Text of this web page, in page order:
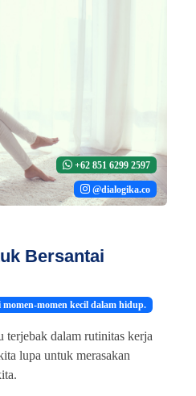
+62 851 6299 2597
@dialogika.co
Bersantai
momen kecil dalam hidup.
terjebak dalam rutinitas kerja
lupa untuk merasakan